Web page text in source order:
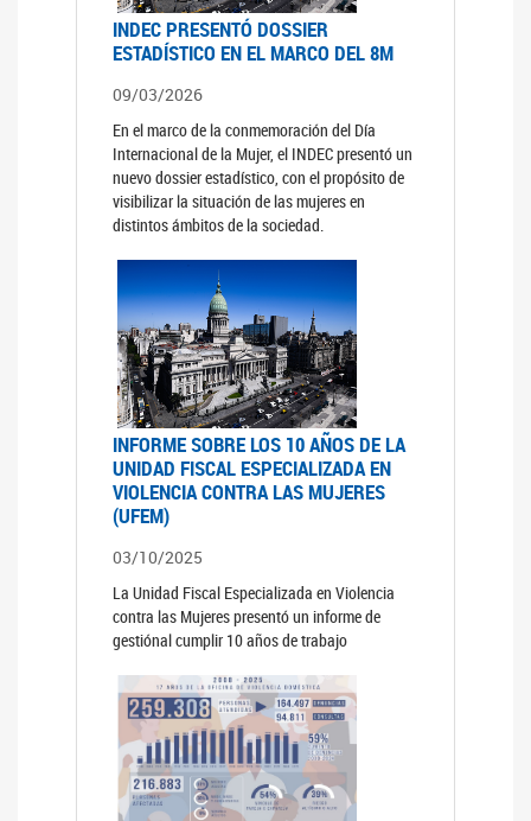
INDEC PRESENTÓ DOSSIER
ESTADÍSTICO EN EL MARCO DEL 8M
09/03/2026
En el marco de la conmemoración del Día
Internacional de la Mujer, el INDEC presentó un
nuevo dossier estadístico, con el propósito de
visibilizar la situación de las mujeres en
distintos ámbitos de la sociedad.
INFORME SOBRE LOS 10 AÑOS DE LA
UNIDAD FISCAL ESPECIALIZADA EN
VIOLENCIA CONTRA LAS MUJERES
(UFEM)
03/10/2025
La Unidad Fiscal Especializada en Violencia
contra las Mujeres presentó un informe de
gestiónal cumplir 10 años de trabajo